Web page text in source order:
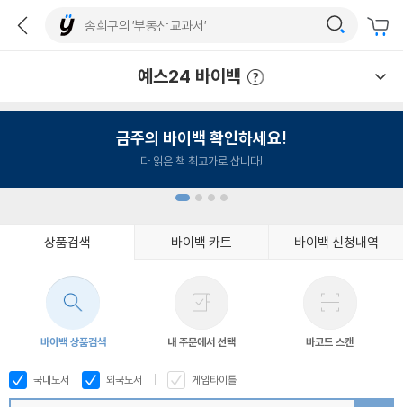
예스24 바이백
금주의 바이백 확인하세요!
다 읽은 책 최고가로 삽니다!
상품검색 바이백 카트 바이백 신청내역
바이백 상품검색 내 주문에서 선택 바코드 스캔
국내도서 외국도서 게임타이틀